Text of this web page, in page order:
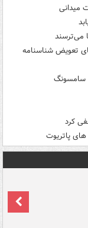
میدانی
می‌ترسند
تعویض شناسنامه
سامسونگ
کرد
پاتریوت